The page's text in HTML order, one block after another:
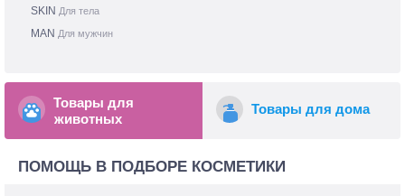
SKIN Для тела
MAN Для мужчин
Товары для
животных
Товары для дома
ПОМОЩЬ В ПОДБОРЕ КОСМЕТИКИ